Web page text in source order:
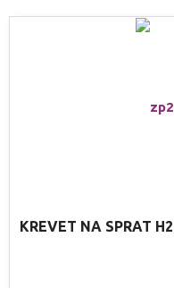
KREVET NA SPRAT